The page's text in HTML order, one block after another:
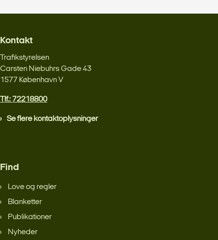
Kontakt
Trafikstyrelsen
Carsten Niebuhrs Gade 43
1577 København V
Tlf.: 72218800
Se flere kontaktoplysninger
Find
Love og regler
Blanketter
Publikationer
Nyheder